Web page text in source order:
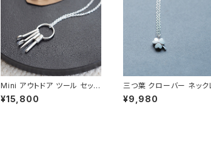
Mini アウトドア ツール セット
メンズ ネックレス シルバー92
5
¥15,800
三つ葉 クローバー ネック
シルバー925 メンズ ユニセ
クス
¥9,980